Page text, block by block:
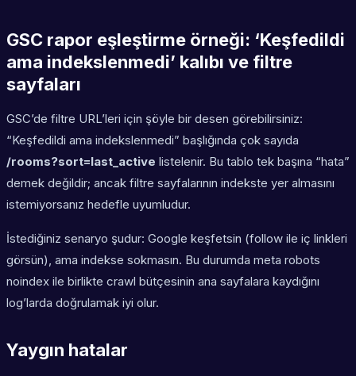
GSC rapor eşleştirme örneği: ‘Keşfedildi
ama indekslenmedi’ kalıbı ve filtre
sayfaları
GSC’de filtre URL’leri için şöyle bir desen görebilirsiniz:
“Keşfedildi ama indekslenmedi” başlığında çok sayıda
/rooms?sort=last_active listelenir. Bu tablo tek başına “hata”
demek değildir; ancak filtre sayfalarının indekste yer almasını
istemiyorsanız hedefle uyumludur.
İstediğiniz senaryo şudur: Google keşfetsin (follow ile iç linkleri
görsün), ama indekse sokmasın. Bu durumda meta robots
noindex ile birlikte crawl bütçesinin ana sayfalara kaydığını
log’larda doğrulamak iyi olur.
Yaygın hatalar